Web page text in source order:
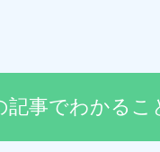
記事でわかるこ